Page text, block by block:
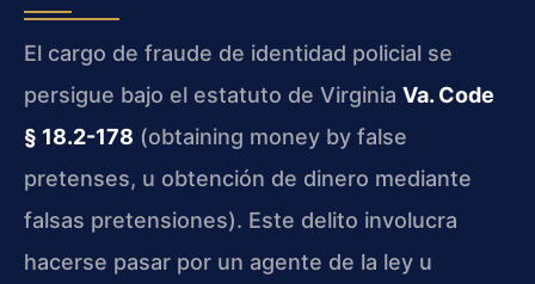
El cargo de fraude de identidad policial se
persigue bajo el estatuto de Virginia Va. Code
§ 18.2-178 (obtaining money by false
pretenses, u obtención de dinero mediante
falsas pretensiones). Este delito involucra
hacerse pasar por un agente de la ley u